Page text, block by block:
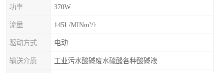
功率 370W
流量 145L/MINm³/h
驱动方式 电动
输送介质 工业污水酸碱废水硫酸各种酸碱液